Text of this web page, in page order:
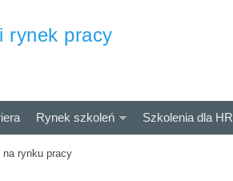
rynek pracy
Rynek szkoleń Szkolenia dla HR
na rynku pracy